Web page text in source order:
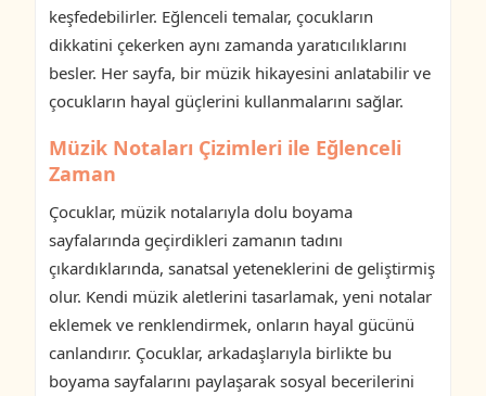
keşfedebilirler. Eğlenceli temalar, çocukların
dikkatini çekerken aynı zamanda yaratıcılıklarını
besler. Her sayfa, bir müzik hikayesini anlatabilir ve
çocukların hayal güçlerini kullanmalarını sağlar.
Müzik Notaları Çizimleri ile Eğlenceli
Zaman
Çocuklar, müzik notalarıyla dolu boyama
sayfalarında geçirdikleri zamanın tadını
çıkardıklarında, sanatsal yeteneklerini de geliştirmiş
olur. Kendi müzik aletlerini tasarlamak, yeni notalar
eklemek ve renklendirmek, onların hayal gücünü
canlandırır. Çocuklar, arkadaşlarıyla birlikte bu
boyama sayfalarını paylaşarak sosyal becerilerini